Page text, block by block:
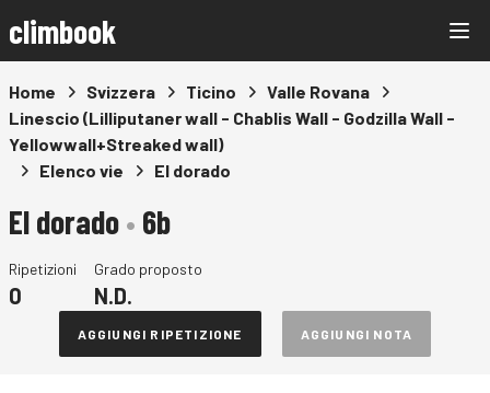
climbook
Home Svizzera Ticino
Valle Rovana
Linescio (Lilliputaner wall - Chablis Wall - Godzilla Wall -
Yellowwall+Streaked wall)
Elenco vie
El dorado
El dorado• 6b
Ripetizioni
0
Grado proposto
N.D.
AGGIUNGI RIPETIZIONE AGGIUNGI NOTA